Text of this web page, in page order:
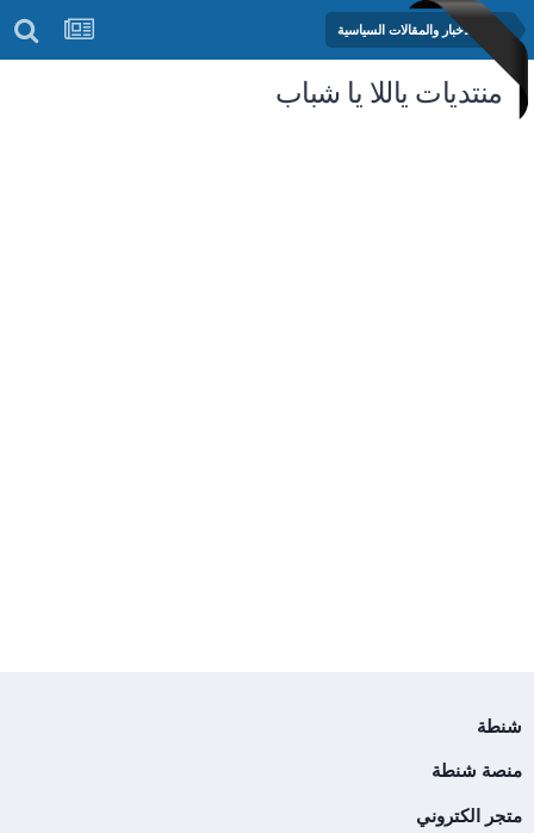
منتدى الأخبار والمقالات السياسية
منتديات ياللا يا شباب
شنطة
منصة شنطة
متجر الكتروني